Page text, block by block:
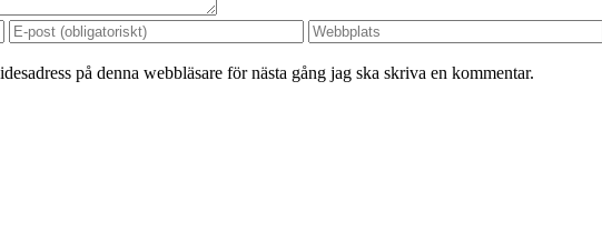
på denna webbläsare för nästa gång jag ska skriva en kommentar.